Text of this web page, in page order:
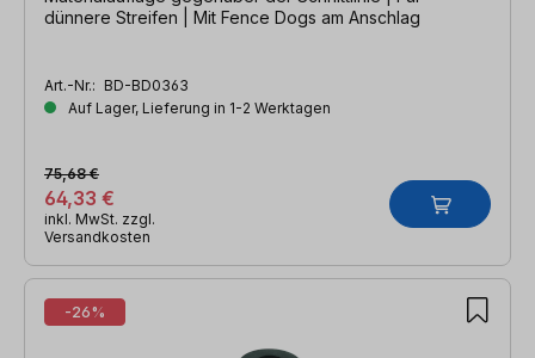
dünnere Streifen | Mit Fence Dogs am Anschlag
Art.-Nr.: BD-BD0363
Auf Lager, Lieferung in 1-2 Werktagen
64,33 €
75,68 €
inkl. MwSt. zzgl.
Versandkosten
-26%